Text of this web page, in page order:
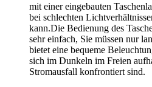
mit einer eingebauten
bei schlechten
kann.Die Bedienung des
sehr einfach, Sie müssen nur
bietet eine bequeme
sich im Dunkeln im Freien
Stromausfall konfrontiert sind.